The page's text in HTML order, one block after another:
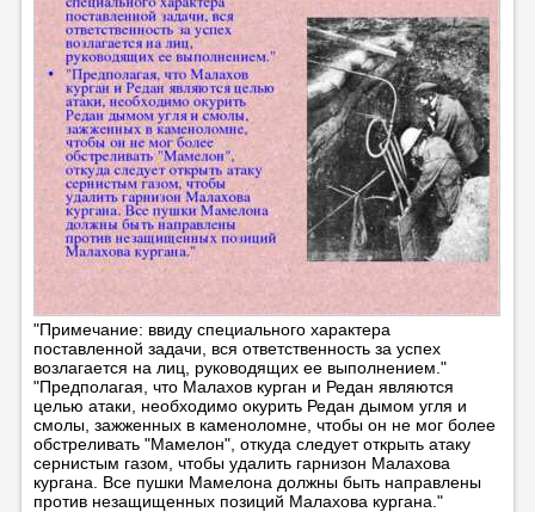
"Примечание: ввиду специального характера
поставленной задачи, вся ответственность за успех
возлагается на лиц, руководящих ее выполнением."
"Предполагая, что Малахов курган и Редан являются
целью атаки, необходимо окурить Редан дымом угля и
смолы, зажженных в каменоломне, чтобы он не мог более
обстреливать "Мамелон", откуда следует открыть атаку
сернистым газом, чтобы удалить гарнизон Малахова
кургана. Все пушки Мамелона должны быть направлены
против незащищенных позиций Малахова кургана."